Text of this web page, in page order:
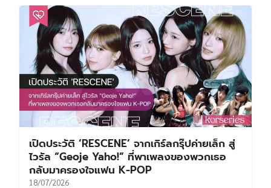
เปิดประวัติ ‘RESCENE’ จากเกิร์ลกรุ๊ปค่ายเล็ก สู่
ไวรัล “Geoje Yaho!” ที่พาเพลงของพวกเธอ
กลับมาครองใจแฟน K-POP
18/07/2026